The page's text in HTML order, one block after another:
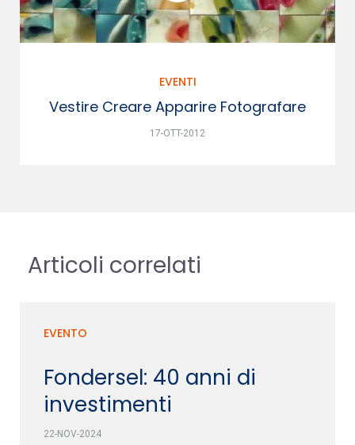
EVENTI
Vestire Creare Apparire Fotografare
17-OTT-2012
Articoli correlati
EVENTO
Fondersel: 40 anni di
investimenti
22-NOV-2024